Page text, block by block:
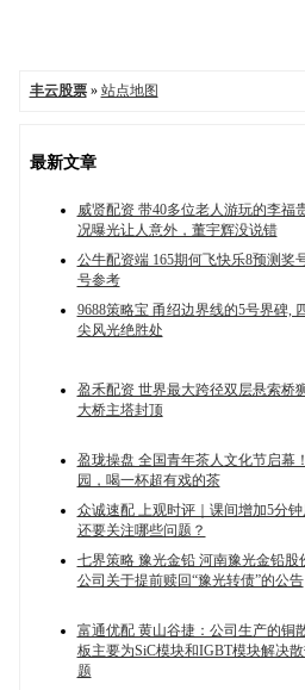
丰云股票» 站点地图
最新文章
威贤配资 带40多位老人游玩的李福
况曝光让人意外，董宇辉没说错
公牛配资端 165期何飞快乐8预测奖
号参考
9688策略宝 甬绍边界线的5号界碑,
尖风光绝胜处
盈禾配资 世界最大跨径双层悬索桥
大桥主塔封顶
盈珑操盘 全国青年茶人文化节启幕
园，喝一杯超有戏的茶
众诚速配 上观时评｜课间增加5分钟
还要关注哪些问题？
七界策略 豫光金铅 河南豫光金铅股
公司关于提前赎回“豫光转债”的公告
富通优配 黄山谷捷：公司生产的铜
板主要为SiC模块和IGBT模块解决散
题